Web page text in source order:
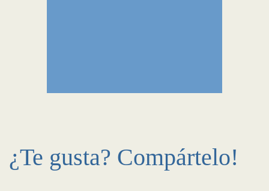
¿Te gusta? Compártelo!